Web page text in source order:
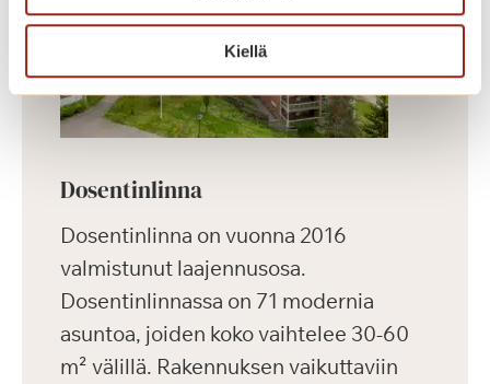
Kiellä
Dosentinlinna
Dosentinlinna on vuonna 2016
valmistunut laajennusosa.
Dosentinlinnassa on 71 modernia
asuntoa, joiden koko vaihtelee 30-60
m² välillä. Rakennuksen vaikuttaviin